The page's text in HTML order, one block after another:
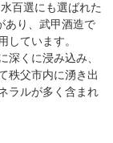
百選にも選ばれた
あり、武甲酒造で
しています。
深くに浸み込み、
秩父市内に湧き出
ラルが多く含まれ